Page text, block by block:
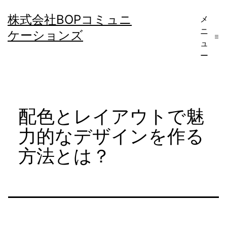
ン
テ
株式会社BOPコミュニ
ケーションズ
メ
ニ
ュ
ー
配色とレイアウトで魅
力的なデザインを作る
方法とは？